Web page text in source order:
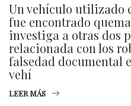
Un vehículo utilizado
fue encontrado
investiga a otras dos
relacionada con los
falsedad documental
vehí
LEER MÁS